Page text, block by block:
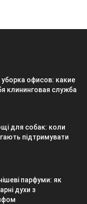
офисов: какие
клининговая служба
для собак: коли
підтримувати
парфуми: як
духи з